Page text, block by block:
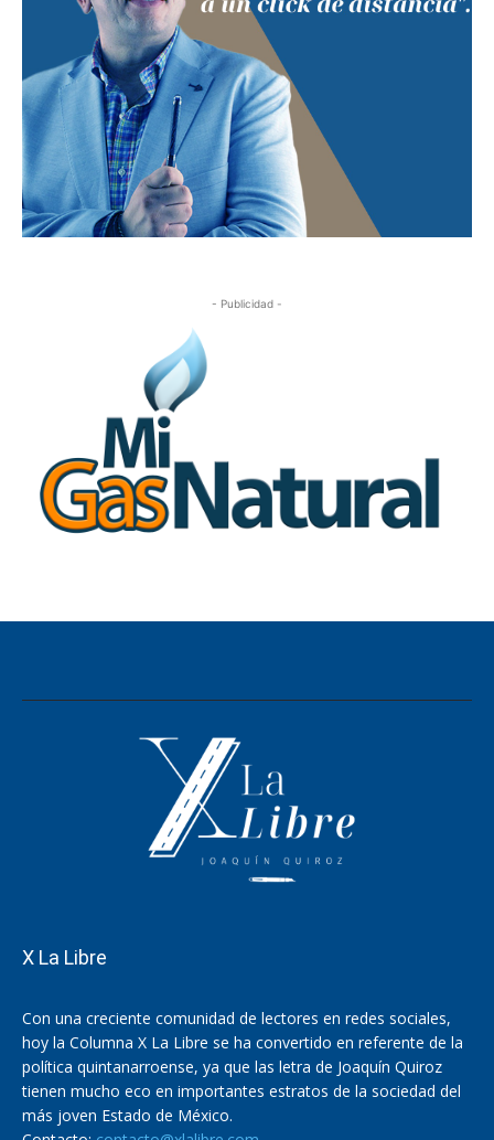
X La Libre
Con una creciente comunidad de lectores en redes sociales,
hoy la Columna X La Libre se ha convertido en referente de la
política quintanarroense, ya que las letra de Joaquín Quiroz
tienen mucho eco en importantes estratos de la sociedad del
más joven Estado de México.